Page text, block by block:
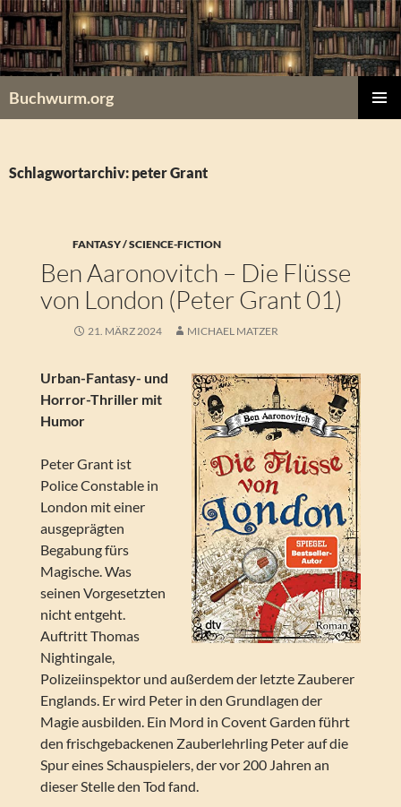
Zum
Inhalt
springen
Buchwurm.org
Schlagwortarchiv: peter Grant
FANTASY / SCIENCE-FICTION
Ben Aaronovitch – Die Flüsse
von London (Peter Grant 01)
21. MÄRZ 2024 MICHAEL MATZER
Urban-Fantasy- und
Horror-Thriller mit
Humor
Peter Grant ist
Police Constable in
London mit einer
ausgeprägten
Begabung fürs
Magische. Was
seinen Vorgesetzten
nicht entgeht.
Auftritt Thomas
Nightingale,
Polizeiinspektor und außerdem der letzte Zauberer
Englands. Er wird Peter in den Grundlagen der
Magie ausbilden. Ein Mord in Covent Garden führt
den frischgebackenen Zauberlehrling Peter auf die
Spur eines Schauspielers, der vor 200 Jahren an
dieser Stelle den Tod fand.